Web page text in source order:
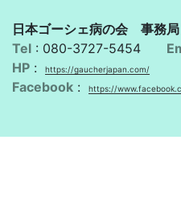
日本ゴーシェ病の会 事務局
Tel : 080-3727-5454
HP : https://gaucherjapan.com/
Facebook : https://